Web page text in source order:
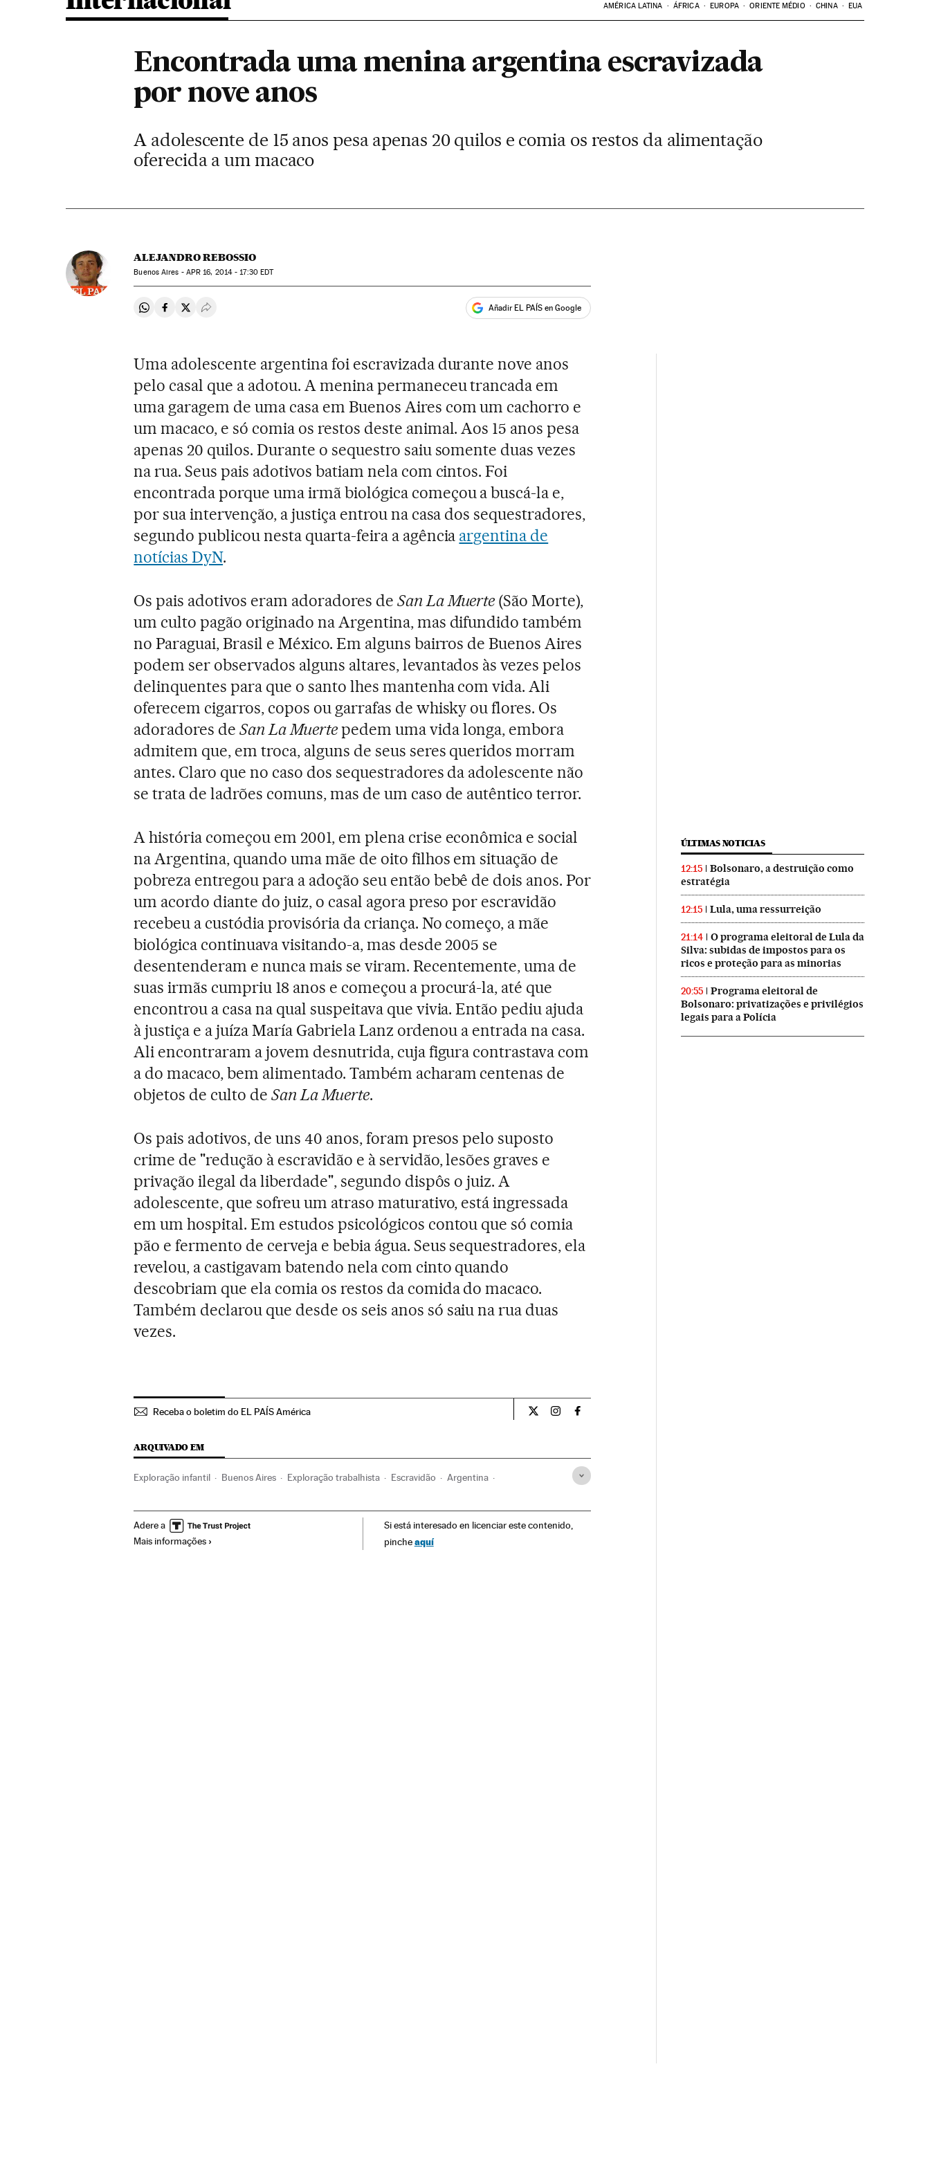
AMÉRICA LATINA ÁFRICA EUROPA ORIENTE MÉDIO CHINA EUA
Encontrada uma menina argentina escravizada
por nove anos
A adolescente de 15 anos pesa apenas 20 quilos e comia os restos da alimentação
oferecida a um macaco
ALEJANDRO REBOSSIO
Buenos Aires - APR 16, 2014 - 17:30EDT
Compartir en Whatsapp
Compartir en Facebook
Compartir en Twitter
Desplegar Redes Sociales Añadir EL PAÍS en Google
Uma adolescente argentina foi escravizada durante nove anos
pelo casal que a adotou. A menina permaneceu trancada em
uma garagem de uma casa em Buenos Aires com um cachorro e
um macaco, e só comia os restos deste animal. Aos 15 anos pesa
apenas 20 quilos. Durante o sequestro saiu somente duas vezes
na rua. Seus pais adotivos batiam nela com cintos. Foi
encontrada porque uma irmã biológica começou a buscá-la e,
por sua intervenção, a justiça entrou na casa dos sequestradores,
segundo publicou nesta quarta-feira a agência argentina de
notícias DyN.
Os pais adotivos eram adoradores de San La Muerte(São Morte),
um culto pagão originado na Argentina, mas difundido também
no Paraguai, Brasil e México. Em alguns bairros de Buenos Aires
podem ser observados alguns altares, levantados às vezes pelos
delinquentes para que o santo lhes mantenha com vida. Ali
oferecem cigarros, copos ou garrafas de whisky ou flores. Os
adoradores deSan La Muertepedem uma vida longa, embora
admitem que, em troca, alguns de seus seres queridos morram
antes. Claro que no caso dos sequestradores da adolescente não
se trata de ladrões comuns, mas de um caso de autêntico terror.
A história começou em 2001, em plena crise econômica e social
na Argentina, quando uma mãe de oito filhos em situação de
pobreza entregou para a adoção seu então bebê de dois anos. Por
um acordo diante do juiz, o casal agora preso por escravidão
recebeu a custódia provisória da criança. No começo, a mãe
biológica continuava visitando-a, mas desde 2005 se
desentenderam e nunca mais se viram. Recentemente, uma de
suas irmãs cumpriu 18 anos e começou a procurá-la, até que
encontrou a casa na qual suspeitava que vivia. Então pediu ajuda
à justiça e a juíza María Gabriela Lanz ordenou a entrada na casa.
Ali encontraram a jovem desnutrida, cuja figura contrastava com
a do macaco, bem alimentado. Também acharam centenas de
objetos de culto de San La Muerte.
Os pais adotivos, de uns 40 anos, foram presos pelo suposto
crime de "redução à escravidão e à servidão, lesões graves e
privação ilegal da liberdade", segundo dispôs o juiz. A
adolescente, que sofreu um atraso maturativo, está ingressada
em um hospital. Em estudos psicológicos contou que só comia
pão e fermento de cerveja e bebia água. Seus sequestradores, ela
revelou, a castigavam batendo nela com cinto quando
descobriam que ela comia os restos da comida do macaco.
Também declarou que desde os seis anos só saiu na rua duas
vezes.
Receba o boletim do EL PAÍS América Internacional El País Brasil en Twitter
Internacional El País Brasil en Instagram
Internacional El País Brasil en Facebook
ARQUIVADO EM
Exploração infantil Buenos Aires Exploração trabalhista Escravidão Argentina
Tráfico de Seres humanos
Adere a
Mais informações
Si está interesado en licenciar este contenido,
pincheaquí
ÚLTIMAS NOTICIAS
12:15
Bolsonaro, a destruição como
estratégia
12:15 Lula, uma ressurreição
21:14
O programa eleitoral de Lula da
Silva: subidas de impostos para os
ricos e proteção para as minorias
20:55
Programa eleitoral de
Bolsonaro: privatizações e privilégios
legais para a Polícia